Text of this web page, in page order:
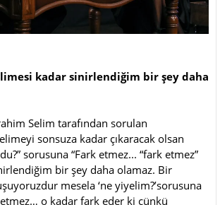
kadar sinirlendiğim bir şey daha
Selim tarafından sorulan
sonsuza kadar çıkaracak olsan
sorusuna “Fark etmez... “fark etmez”
bir şey daha olamaz. Bir
mesela ‘ne yiyelim?’sorusuna
o kadar fark eder ki çünkü